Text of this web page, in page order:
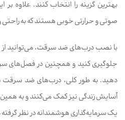
بهترین گزینه را انتخاب کنند. علاوه بر
صوتی و حرارتی خوبی هستند که به
با نصب درب‌های ضد سرقت، می‌توانید از
جلوگیری کنید و همچنین در فصل‌های
دهید. به طور کلی، درب‌های ضد سرقت
آسایش زندگی نیز کمک می‌کنند و به همین
یک سرمایه‌گذاری هوشمندانه در نظر